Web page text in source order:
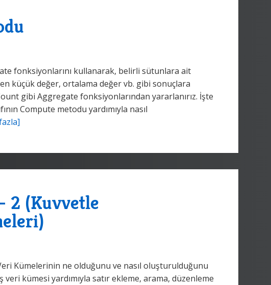
fonksiyonlarını kullanarak, belirli sütunlara ait
küçük değer, ortalama değer vb. gibi sonuçlara
gibi Aggregate fonksiyonlarından yararlanırız. İşte
Compute metodu yardımıyla nasıl
2 (Kuvvetle
Kümelerinin ne olduğunu ve nasıl oluşturulduğunu
kümesi yardımıyla satır ekleme, arama, düzenleme